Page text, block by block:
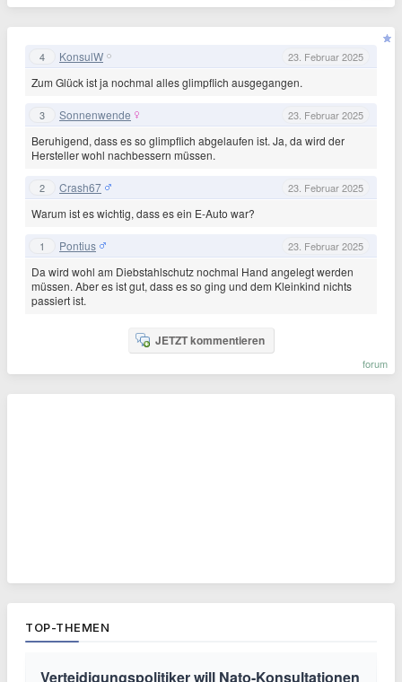
4 KonsulW 23. Februar 2025
Zum Glück ist ja nochmal alles glimpflich ausgegangen.
3 Sonnenwende 23. Februar 2025
Beruhigend, dass es so glimpflich abgelaufen ist. Ja, da wird der
Hersteller wohl nachbessern müssen.
2 Crash67 23. Februar 2025
Warum ist es wichtig, dass es ein E-Auto war?
1 Pontius 23. Februar 2025
Da wird wohl am Diebstahlschutz nochmal Hand angelegt werden
müssen. Aber es ist gut, dass es so ging und dem Kleinkind nichts
passiert ist.
JETZT kommentieren
forum
TOP-THEMEN
Verteidigungspolitiker will Nato-Konsultationen